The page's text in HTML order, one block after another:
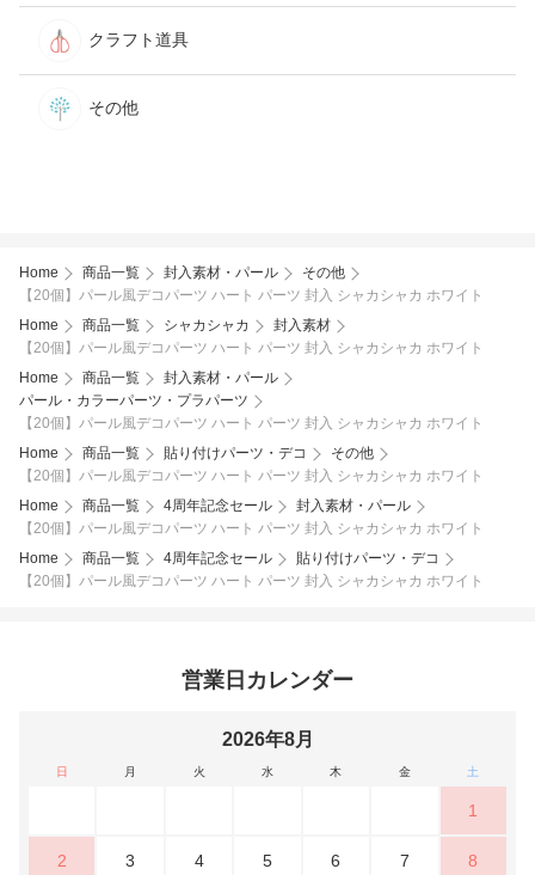
クラフト道具
その他
Home 商品一覧 封入素材・パール
その他
【20個】パール風デコパーツ ハート パーツ 封入 シャカシャカ ホワイト
Home
商品一覧 シャカシャカ
封入素材
【20個】パール風デコパーツ ハート パーツ 封入 シャカシャカ ホワイト
Home
商品一覧
封入素材・パール
パール・カラーパーツ・プラパーツ
【20個】パール風デコパーツ ハート パーツ 封入 シャカシャカ ホワイト
Home
商品一覧 貼り付けパーツ・デコ
その他
【20個】パール風デコパーツ ハート パーツ 封入 シャカシャカ ホワイト
Home
商品一覧 4周年記念セール
封入素材・パール
【20個】パール風デコパーツ ハート パーツ 封入 シャカシャカ ホワイト
Home
商品一覧 4周年記念セール
貼り付けパーツ・デコ
【20個】パール風デコパーツ ハート パーツ 封入 シャカシャカ ホワイト
営業日カレンダー
2026年8月
日 月 火 水 木 金 土
1
2 3 4 5 6 7 8